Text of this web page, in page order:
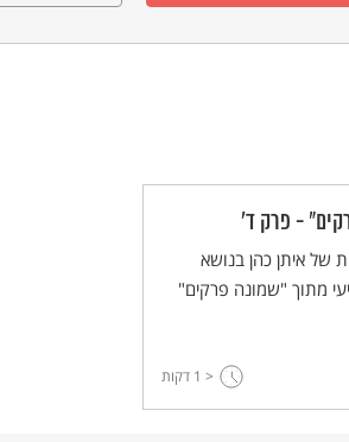
- פרק ד'
של איתן כהן בנושא
מתוך "שמונה פרקים"
< 1 דקות